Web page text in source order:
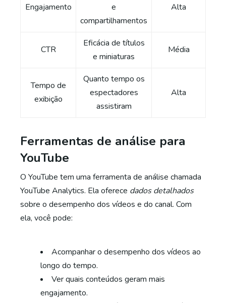
Engajamento
e
compartilhamentos
Alta
CTR
Eficácia de títulos
e miniaturas
Média
Tempo de
exibição
Quanto tempo os
espectadores
assistiram
Alta
Ferramentas de análise para
YouTube
O YouTube tem uma ferramenta de análise chamada
YouTube Analytics. Ela oferece dados detalhados
sobre o desempenho dos vídeos e do canal. Com
ela, você pode:
Acompanhar o desempenho dos vídeos ao
longo do tempo.
Ver quais conteúdos geram mais
engajamento.